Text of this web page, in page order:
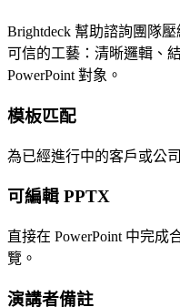
Brightdeck 幫助諮詢團隊
可信的工藝：清晰邏輯、
PowerPoint 對象。
模板匹配
為已經進行中的客戶或公
可編輯 PPTX
直接在 PowerPoint 中完成
覽。
演講者備註